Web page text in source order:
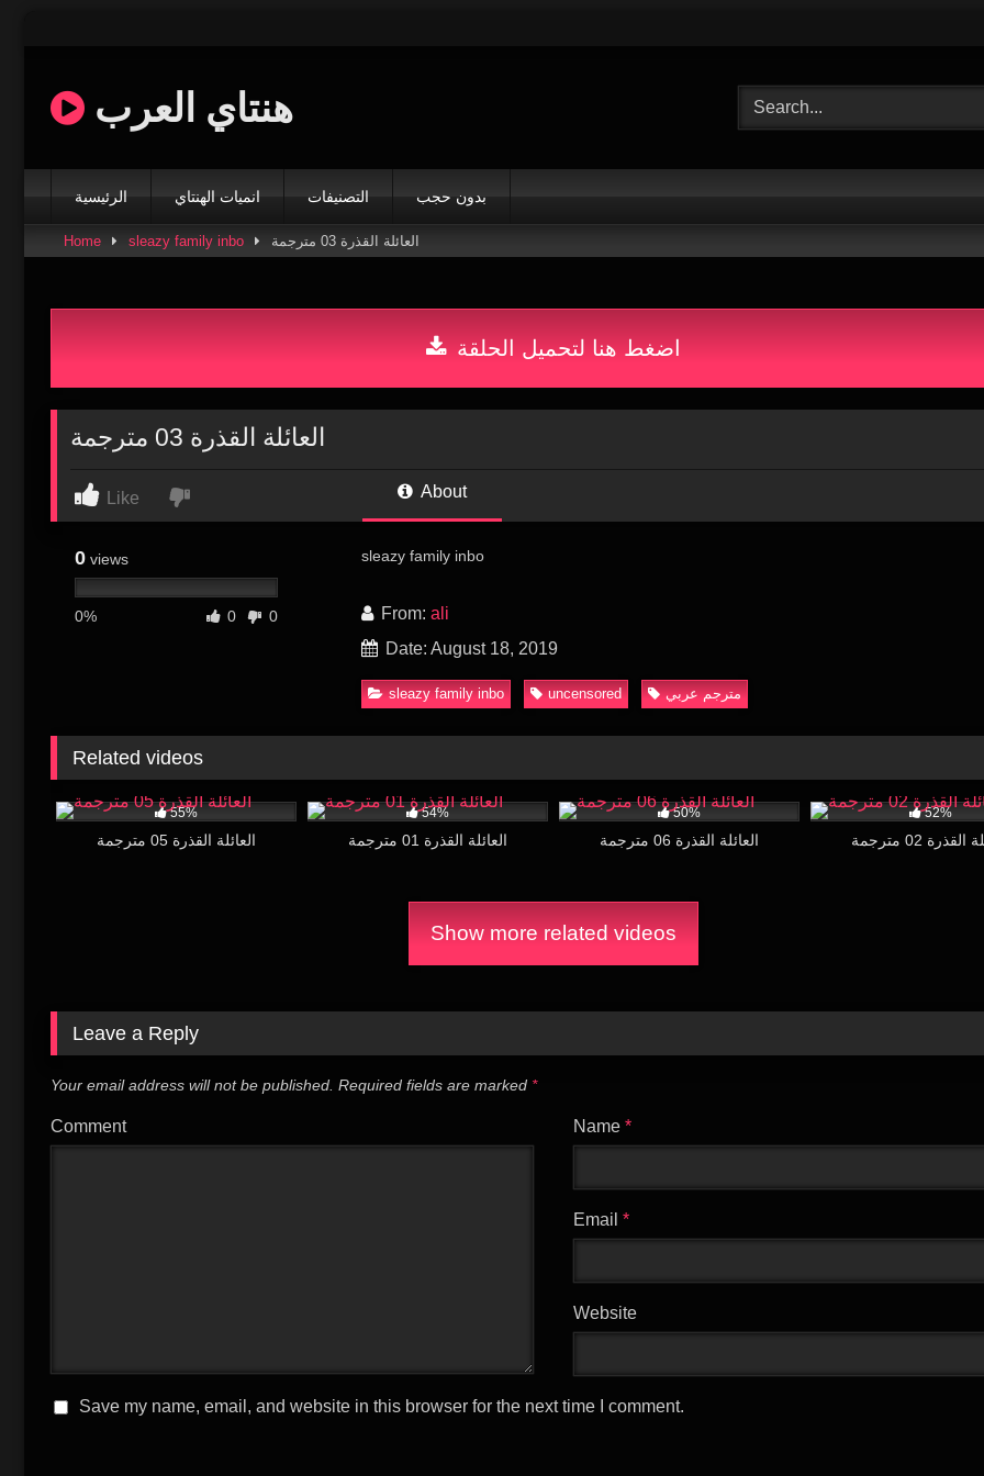
هنتاي العرب
الرئيسية انميات الهنتاي التصنيفات بدون حجب
Home sleazy family inbo العائلة القذرة 03 مترجمة
اضغط هنا لتحميل الحلقة
العائلة القذرة 03 مترجمة
Like About
0 views
0% 0 0
sleazy family inbo
From: ali
Date: August 18, 2019
sleazy family inbo uncensored مترجم عربي
Related videos
55%
العائلة القذرة 05 مترجمة
54%
العائلة القذرة 01 مترجمة
50%
العائلة القذرة 06 مترجمة
52%
02 مترجمة
Show more related videos
Leave a Reply
Your email address will not be published. Required fields are marked *
Comment Name*
Email*
Website
Save my name, email, and website in this browser for the next time I comment.